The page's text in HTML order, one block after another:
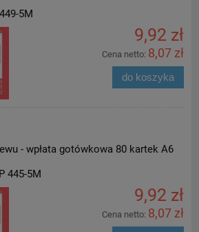
5M
9,92 zł
Cena netto: 8,07 zł
do koszyka
- wpłata gotówkowa 80 kartek A6
445-5M
9,92 zł
Cena netto: 8,07 zł